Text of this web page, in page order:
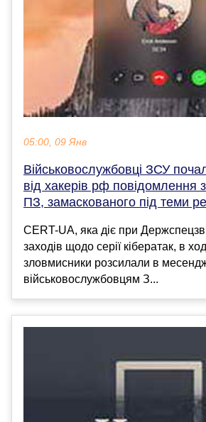
05:00, 09 Янв
Військовослужбовці ЗСУ
від хакерів рф повідомлення
ПЗ, замаскованого під теми
CERT-UA, яка діє при
заходів щодо серії кібератак, в
зловмисники розсилали в
військовослужбовцям З...